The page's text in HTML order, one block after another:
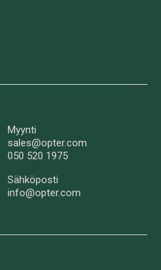
Myynti
sales@opter.com
050 520 1975
Sähköposti
info@opter.com